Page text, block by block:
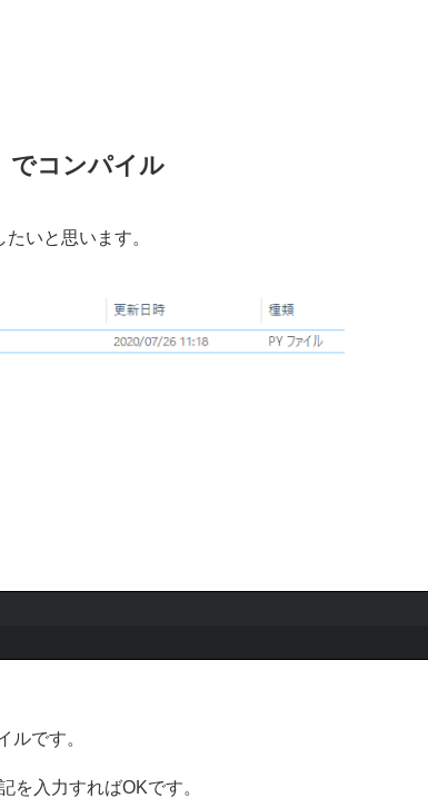
でコンパイル
いと思います。
ルです。
を入力すればOKです。